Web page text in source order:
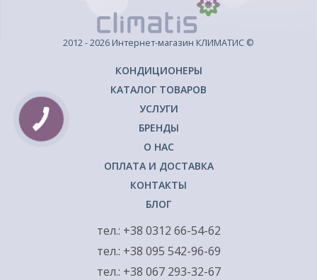
2012 - 2026 Интернет-магазин КЛИМАТИС ©
КОНДИЦИОНЕРЫ
КАТАЛОГ ТОВАРОВ
УСЛУГИ
БРЕНДЫ
О НАС
ОПЛАТА И ДОСТАВКА
КОНТАКТЫ
БЛОГ
тел.: +38 0312 66-54-62
тел.: +38 095 542-96-69
тел.: +38 067 293-32-67
КНОПКА
ЗВ'ЯЗКУ